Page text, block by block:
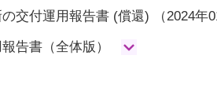
交付運用報告書 (償還) （2024年
告書（全体版）